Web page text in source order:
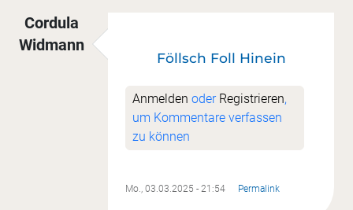
Cordula
Widmann
Föllsch Foll Hinein
Anmelden oder Registrieren,
um Kommentare verfassen
zu können
Mo., 03.03.2025 - 21:54 Permalink